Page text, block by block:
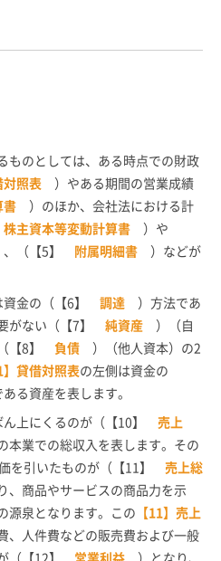
ものとしては、ある時点での財政
照表 ）やある期間の営業成績
書 ）のほか、会社法における計
主資本等変動計算書 ）や
、（【5】 附属明細書 ）などが
金の（【6】 調達 ）方法であ
がない（【7】
純資産 ）（自
【8】
負債 ）（他人資本）の2
】貸借対照表の左側は資金の
る資産を表します。
上にくるのが（【10】
売上
本業での総収入を表します。その
を引いたものが（【11】
売上総
、商品やサービスの商品力を示
源泉となります。この 【11】売上
、人件費などの販売費および一般
（【12】
営業利益 ）となり、